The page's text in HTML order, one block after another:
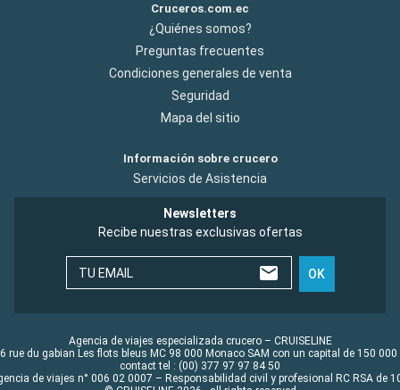
Cruceros.com.ec
¿Quiénes somos?
Preguntas frecuentes
Condiciones generales de venta
Seguridad
Mapa del sitio
Información sobre crucero
Servicios de Asistencia
Newsletters
Recibe nuestras exclusivas ofertas
TU EMAIL OK
Agencia de viajes especializada crucero – CRUISELINE
rue du gabian Les flots bleus MC 98 000 Monaco SAM con un capital de 150 000
contact tel : (00) 377 97 97 84 50
de viajes n° 006 02 0007 – Responsabilidad civil y profesional RC RSA de